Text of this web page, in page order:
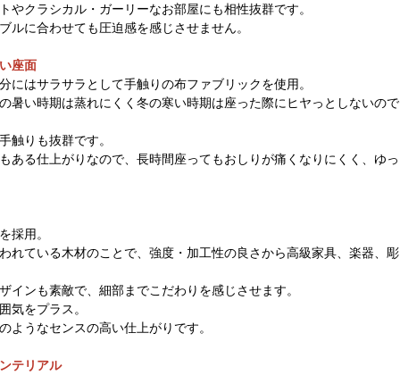
やクラシカル・ガーリーなお部屋にも相性抜群です。
ルに合わせても圧迫感を感じさせません。
座面
にはサラサラとして手触りの布ファブリックを使用。
暑い時期は蒸れにくく冬の寒い時期は座った際にヒヤっとしないので
触りも抜群です。
ある仕上がりなので、長時間座ってもおしりが痛くなりにくく、ゆっ
採用。
れている木材のことで、強度・加工性の良さから高級家具、楽器、彫
インも素敵で、細部までこだわりを感じさせます。
気をプラス。
ようなセンスの高い仕上がりです。
テリアル